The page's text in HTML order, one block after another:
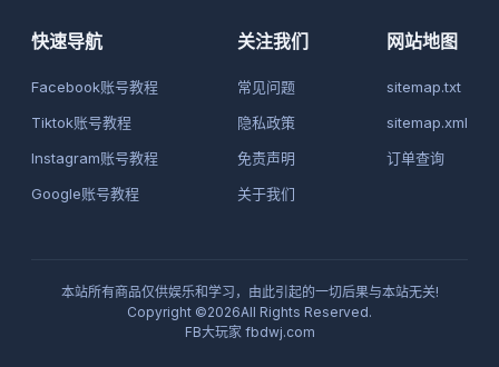
快速导航
Facebook账号教程
Tiktok账号教程
Instagram账号教程
Google账号教程
关注我们
常见问题
隐私政策
免责声明
关于我们
网站地图
sitemap.txt
sitemap.xml
订单查询
本站所有商品仅供娱乐和学习，由此引起的一切后果与本站无关!
Copyright ©2026All Rights Reserved.
FB大玩家fbdwj.com